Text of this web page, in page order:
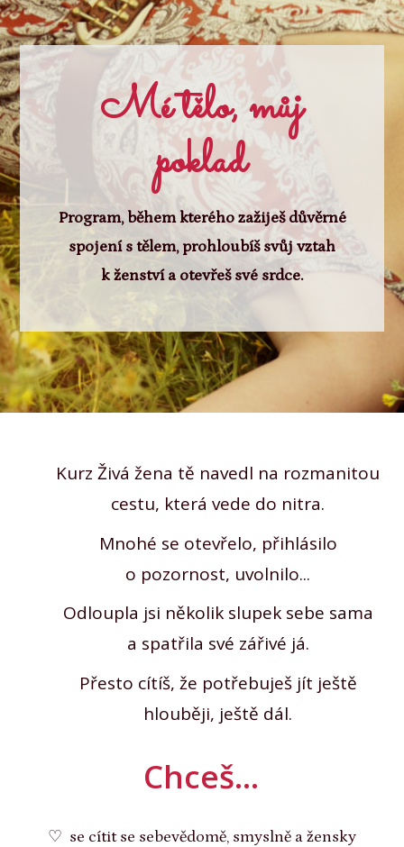
Mé tělo, můj
poklad
Program, během kterého zažiješ důvěrné
spojení s tělem, prohloubíš svůj vztah
k ženství a otevřeš své srdce.
Kurz Živá žena tě navedl na rozmanitou
cestu, která vede do nitra.
Mnohé se otevřelo, přihlásilo
o pozornost, uvolnilo...
Odloupla jsi několik slupek sebe sama
a spatřila své zářivé já.
Přesto cítíš, že potřebuješ jít ještě
hlouběji, ještě dál.
Chceš...
♡ se cítit se sebevědomě, smyslně a žensky